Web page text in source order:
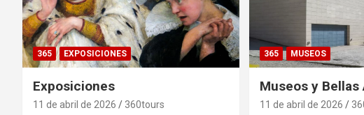
365 EXPOSICIONES
Exposiciones
11 de abril de 2026 360tours
365 MUSEOS
Museos y Bellas
11 de abril de 2026